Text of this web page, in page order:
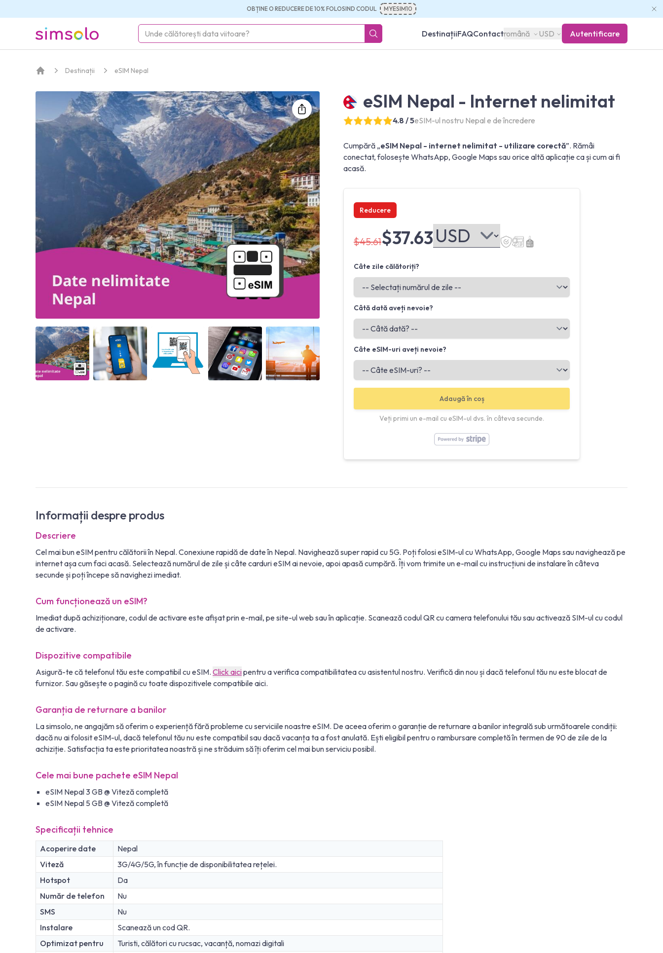
OBȚINE O REDUCERE DE 10% FOLOSIND CODUL MYESIM10
simsolo DestinațiiFAQContactromână USD Autentificare
Destinații eSIM Nepal
Angled view Angled view Angled view Angled view Angled view
eSIM Nepal - Internet nelimitat
4.8 / 5eSIM-ul nostru Nepal e de încredere
Cumpără „eSIM Nepal - internet nelimitat - utilizare corectă”. Rămâi
conectat, folosește WhatsApp, Google Maps sau orice altă aplicație ca și cum ai fi
acasă.
Reducere
$45.61$37.63
Câte zile călătoriți?
Câtă dată aveți nevoie?
Câte eSIM-uri aveți nevoie?
Adaugă în coș
Veți primi un e-mail cu eSIM-ul dvs. în câteva secunde.
Informații despre produs
Descriere
Cel mai bun eSIM pentru călătorii în Nepal. Conexiune rapidă de date în Nepal. Navighează super rapid cu 5G. Poți folosi eSIM-ul cu WhatsApp, Google Maps sau navighează pe
internet așa cum faci acasă. Selectează numărul de zile și câte carduri eSIM ai nevoie, apoi apasă cumpără. Îți vom trimite un e-mail cu instrucțiuni de instalare în câteva
secunde și poți începe să navighezi imediat.
Cum funcționează un eSIM?
Imediat după achiziționare, codul de activare este afișat prin e-mail, pe site-ul web sau în aplicație. Scanează codul QR cu camera telefonului tău sau activează SIM-ul cu codul
de activare.
Dispozitive compatibile
Asigură-te că telefonul tău este compatibil cu eSIM. Click aicipentru a verifica compatibilitatea cu asistentul nostru. Verifică din nou și dacă telefonul tău nu este blocat de
furnizor. Sau găsește o pagină cu toate dispozitivele compatibile aici.
Garanția de returnare a banilor
La simsolo, ne angajăm să oferim o experiență fără probleme cu serviciile noastre eSIM. De aceea oferim o garanție de returnare a banilor integrală sub următoarele condiții:
dacă nu ai folosit eSIM-ul, dacă telefonul tău nu este compatibil sau dacă vacanța ta a fost anulată. Ești eligibil pentru o rambursare completă în termen de 90 de zile de la
achiziție. Satisfacția ta este prioritatea noastră și ne străduim să îți oferim cel mai bun serviciu posibil.
Cele mai bune pachete eSIM Nepal
eSIM Nepal 3 GB @ Viteză completă
eSIM Nepal 5 GB @ Viteză completă
Specificații tehnice
Acoperire date
Nepal
Viteză
3G/4G/5G, în funcție de disponibilitatea rețelei.
Hotspot
Da
Număr de telefon
Nu
SMS
Nu
Instalare
Scanează un cod QR.
Optimizat pentru
Turisti, călători cu rucsac, vacanță, nomazi digitali